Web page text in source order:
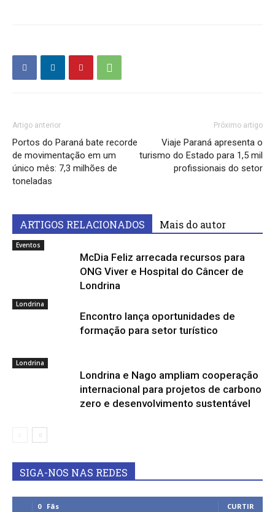
Artigo anterior
Portos do Paraná bate recorde
de movimentação em um
único mês: 7,3 milhões de
toneladas
Próximo artigo
Viaje Paraná apresenta o
turismo do Estado para 1,5 mil
profissionais do setor
ARTIGOS RELACIONADOS Mais do autor
Eventos
McDia Feliz arrecada recursos para
ONG Viver e Hospital do Câncer de
Londrina
Londrina
Encontro lança oportunidades de
formação para setor turístico
Londrina
Londrina e Nago ampliam cooperação
internacional para projetos de carbono
zero e desenvolvimento sustentável
SIGA-NOS NAS REDES
0 Fãs CURTIR